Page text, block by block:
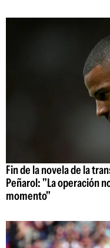
Fin de la novela de la
Peñarol: "La operación
momento"